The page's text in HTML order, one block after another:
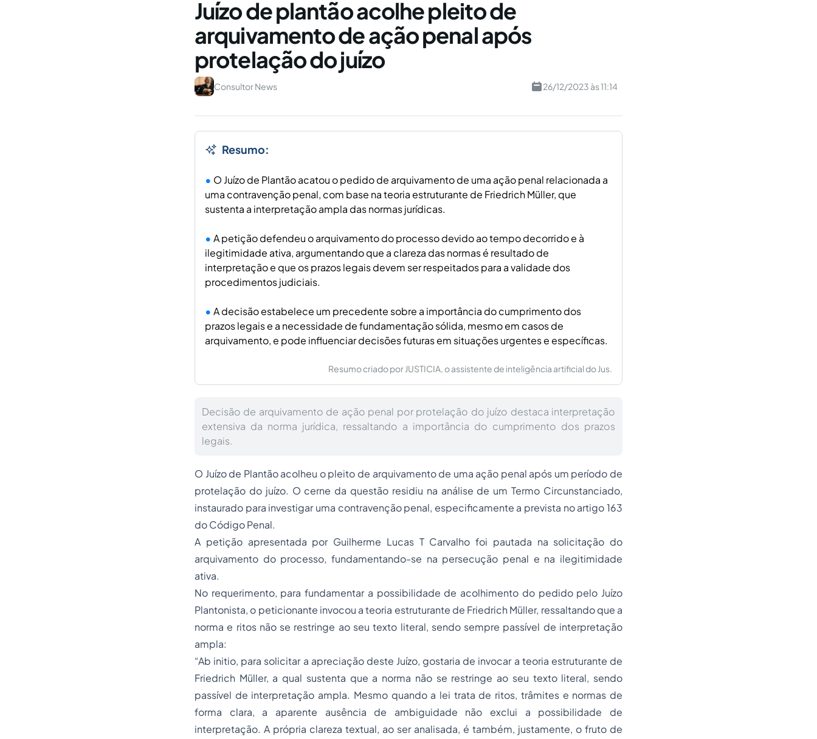
Juízo de plantão acolhe pleito de
arquivamento de ação penal após
protelação do juízo
Consultor News 26/12/2023 às 11:14
Resumo:
O Juízo de Plantão acatou o pedido de arquivamento de uma ação penal relacionada a
uma contravenção penal, com base na teoria estruturante de Friedrich Müller, que
sustenta a interpretação ampla das normas jurídicas.
A petição defendeu o arquivamento do processo devido ao tempo decorrido e à
ilegitimidade ativa, argumentando que a clareza das normas é resultado de
interpretação e que os prazos legais devem ser respeitados para a validade dos
procedimentos judiciais.
A decisão estabelece um precedente sobre a importância do cumprimento dos
prazos legais e a necessidade de fundamentação sólida, mesmo em casos de
arquivamento, e pode influenciar decisões futuras em situações urgentes e específicas.
Resumo criado por JUSTICIA, o assistente de inteligência artificial do Jus.
Decisão de arquivamento de ação penal por protelação do juízo destaca interpretação
extensiva da norma jurídica, ressaltando a importância do cumprimento dos prazos
legais.
O Juízo de Plantão acolheu o pleito de arquivamento de uma ação penal após um período de
protelação do juízo. O cerne da questão residiu na análise de um Termo Circunstanciado,
instaurado para investigar uma contravenção penal, especificamente a prevista no artigo 163
do Código Penal.
A petição apresentada por Guilherme Lucas T Carvalho foi pautada na solicitação do
arquivamento do processo, fundamentando-se na persecução penal e na ilegitimidade
ativa.
No requerimento, para fundamentar a possibilidade de acolhimento do pedido pelo Juízo
Plantonista, o peticionante invocou a teoria estruturante de Friedrich Müller, ressaltando que a
norma e ritos não se restringe ao seu texto literal, sendo sempre passível de interpretação
ampla:
“Ab initio, para solicitar a apreciação deste Juízo, gostaria de invocar a teoria estruturante de
Friedrich Müller, a qual sustenta que a norma não se restringe ao seu texto literal, sendo
passível de interpretação ampla. Mesmo quando a lei trata de ritos, trâmites e normas de
forma clara, a aparente ausência de ambiguidade não exclui a possibilidade de
interpretação. A própria clareza textual, ao ser analisada, é também, justamente, o fruto de